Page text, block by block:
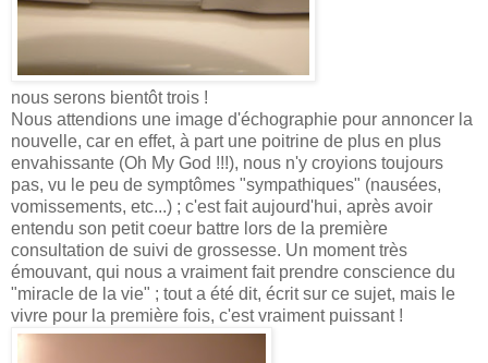
nous serons bientôt trois !
Nous attendions une image d'échographie pour annoncer la
nouvelle, car en effet, à part une poitrine de plus en plus
envahissante (Oh My God !!!), nous n'y croyions toujours
pas, vu le peu de symptômes "sympathiques" (nausées,
vomissements, etc...) ; c'est fait aujourd'hui, après avoir
entendu son petit coeur battre lors de la première
consultation de suivi de grossesse. Un moment très
émouvant, qui nous a vraiment fait prendre conscience du
"miracle de la vie" ; tout a été dit, écrit sur ce sujet, mais le
vivre pour la première fois, c'est vraiment puissant !